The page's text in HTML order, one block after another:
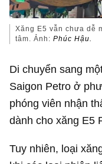
Xăng E5 vẫn chưa dễ
tâm. Ảnh:Phúc Hậu.
Di chuyển sang
Saigon Petro ở
phóng viên nhận
dành cho xăng E5
Tuy nhiên, loại